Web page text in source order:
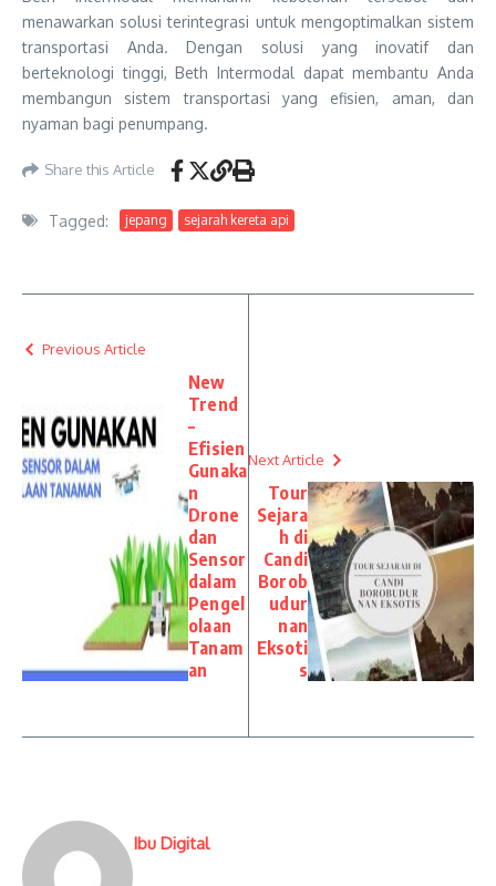
menawarkan solusi terintegrasi untuk mengoptimalkan sistem
transportasi Anda. Dengan solusi yang inovatif dan
berteknologi tinggi, Beth Intermodal dapat membantu Anda
membangun sistem transportasi yang efisien, aman, dan
nyaman bagi penumpang.
Share this Article
Tagged: jepang sejarah kereta api
Previous Article
New
Trend
–
Efisien
Gunaka
n
Drone
dan
Sensor
dalam
Pengel
olaan
Tanam
an
Next Article
Tour
Sejara
h di
Candi
Borob
udur
nan
Eksoti
s
Ibu Digital